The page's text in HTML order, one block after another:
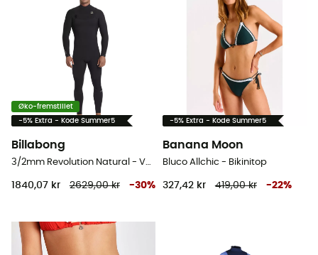
Øko-fremstillet
-5% Extra - Kode Summer5
Billabong
3/2mm Revolution Natural - Våddragter til surf - Herrer
1840,07 kr 2629,00 kr -30%
-5% Extra - Kode Summer5
Banana Moon
Bluco Allchic - Bikinitop
327,42 kr 419,00 kr -22%